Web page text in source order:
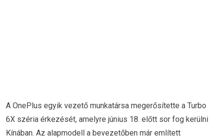
A OnePlus egyik vezető munkatársa megerősítette a Turbo
6X széria érkezését, amelyre június 18. előtt sor fog kerülni
Kínában. Az alapmodell a bevezetőben már említett